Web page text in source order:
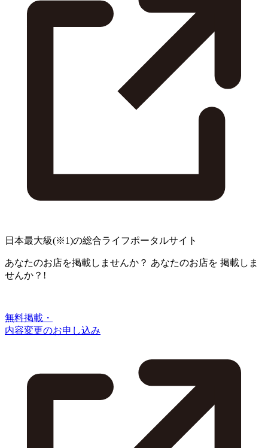
日本最大級(※1)の総合ライフポータルサイト
あなたのお店を掲載しませんか？ あなたのお店を 掲載しま
せんか？!
無料掲載・
内容変更のお申し込み